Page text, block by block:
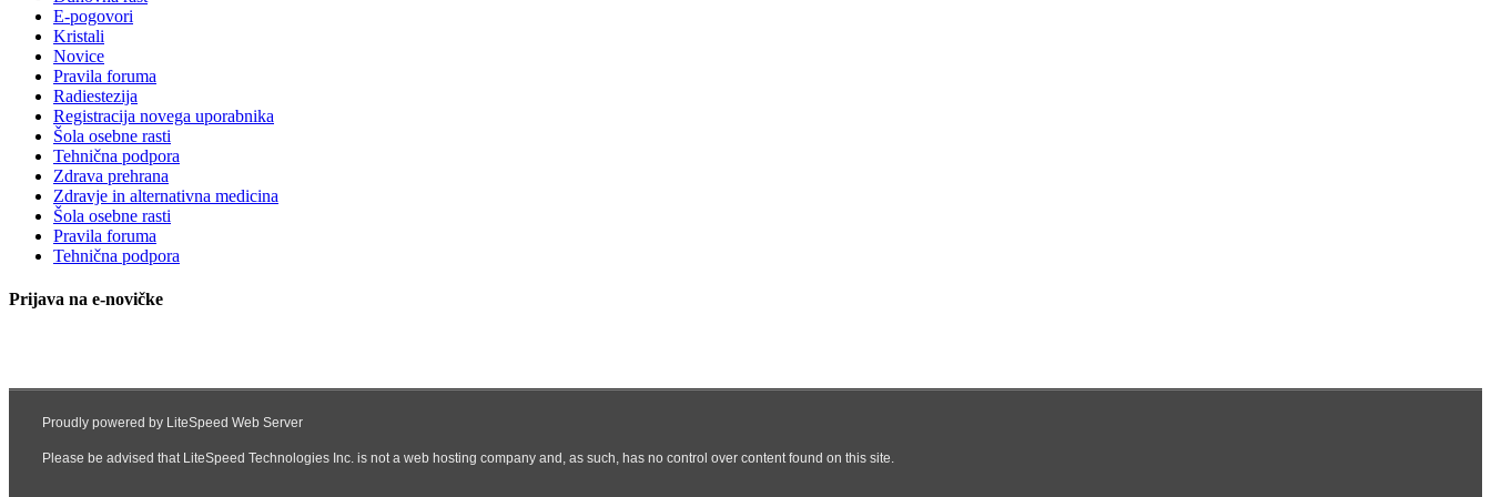
E-pogovori
Kristali
Novice
Pravila foruma
Radiestezija
Registracija novega uporabnika
Šola osebne rasti
Tehnična podpora
Zdrava prehrana
Zdravje in alternativna medicina
Šola osebne rasti
Pravila foruma
Tehnična podpora
Prijava na e-novičke